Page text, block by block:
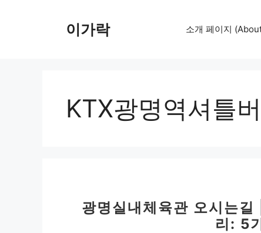
이가락 소개 페이지
KTX광명역셔틀
광명실내체육관 오시는
리: 5